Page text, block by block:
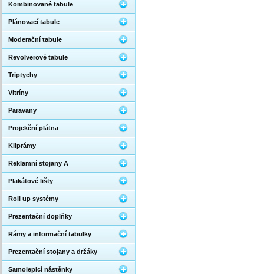
Kombinované tabule
Plánovací tabule
Moderační tabule
Revolverové tabule
Triptychy
Vitríny
Paravany
Projekční plátna
Kliprámy
Reklamní stojany A
Plakátové lišty
Roll up systémy
Prezentační doplňky
Rámy a informační tabulky
Prezentační stojany a držáky
Samolepicí nástěnky